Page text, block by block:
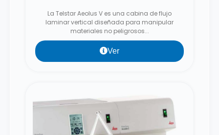
La Telstar Aeolus V es una cabina de flujo
laminar vertical diseñada para manipular
materiales no peligrosos...
Ver